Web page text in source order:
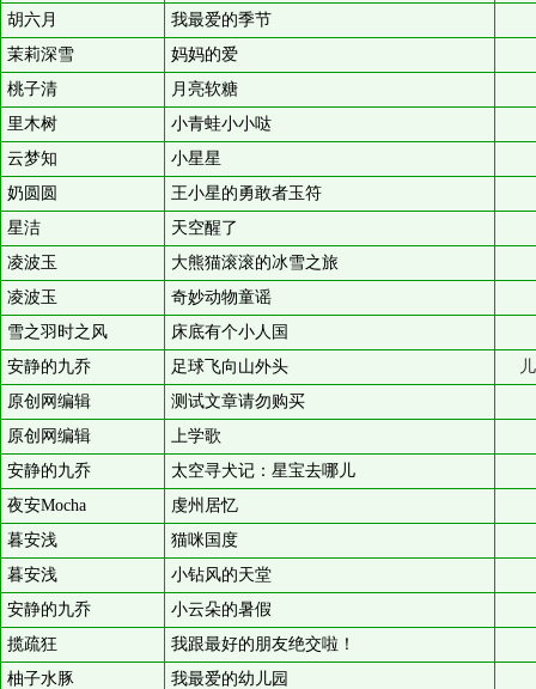
胡六月
我最爱的季节
茉莉深雪
妈妈的爱
桃子清
月亮软糖
里木树
小青蛙小小哒
云梦知
小星星
奶圆圆
王小星的勇敢者玉符
星洁
天空醒了
凌波玉
大熊猫滚滚的冰雪之旅
凌波玉
奇妙动物童谣
雪之羽时之风
床底有个小人国
安静的九乔
足球飞向山外头
原创网编辑
测试文章请勿购买
原创网编辑
上学歌
安静的九乔
太空寻犬记：星宝去哪儿
夜安Mocha
虔州居忆
暮安浅
猫咪国度
暮安浅
小钻风的天堂
安静的九乔
小云朵的暑假
揽疏狂
我跟最好的朋友绝交啦！
柚子水豚
我最爱的幼儿园